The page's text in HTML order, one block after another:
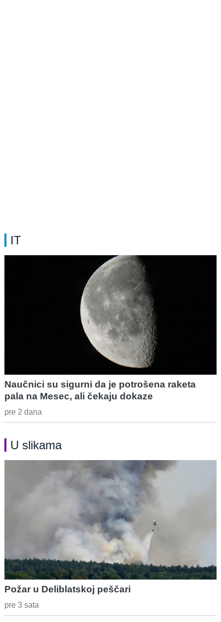
IT
Naučnici su sigurni da je potrošena raketa
pala na Mesec, ali čekaju dokaze
pre 2 dana
U slikama
Požar u Deliblatskoj peščari
pre 3 sata